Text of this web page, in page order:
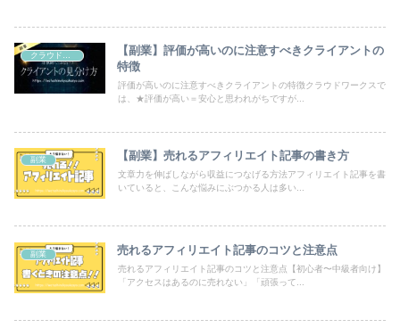
【副業】評価が高いのに注意すべきクライアントの
特徴
評価が高いのに注意すべきクライアントの特徴クラウドワークスで
は、★評価が高い＝安心と思われがちですが...
副業 【副業】売れるアフィリエイト記事の書き方
文章力を伸ばしながら収益につなげる方法アフィリエイト記事を書
いていると、こんな悩みにぶつかる人は多い...
副業 売れるアフィリエイト記事のコツと注意点
売れるアフィリエイト記事のコツと注意点【初心者〜中級者向け】
「アクセスはあるのに売れない」「頑張って...